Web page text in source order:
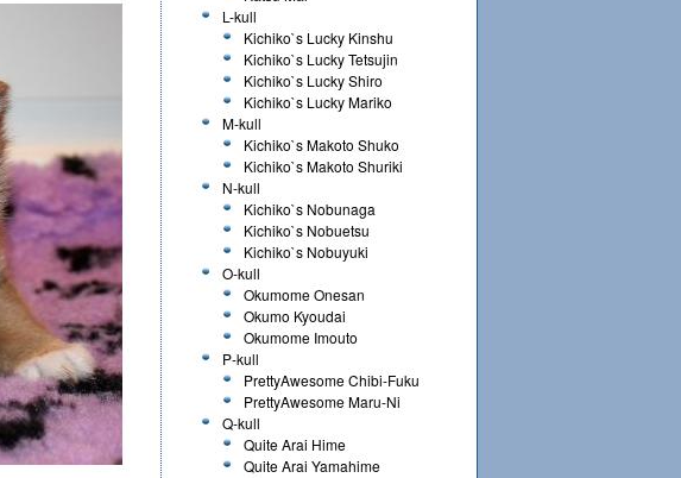
L-kull
Kichiko`s Lucky Kinshu
Kichiko`s Lucky Tetsujin
Kichiko`s Lucky Shiro
Kichiko`s Lucky Mariko
M-kull
Kichiko`s Makoto Shuko
Kichiko`s Makoto Shuriki
N-kull
Kichiko`s Nobunaga
Kichiko`s Nobuetsu
Kichiko`s Nobuyuki
O-kull
Okumome Onesan
Okumo Kyoudai
Okumome Imouto
P-kull
PrettyAwesome Chibi-Fuku
PrettyAwesome Maru-Ni
Q-kull
Quite Arai Hime
Quite Arai Yamahime